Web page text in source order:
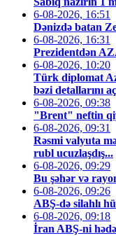
6-08-2026, 16:51
Dənizdə batan
6-08-2026, 16:31
Prezidentdən
6-08-2026, 10:20
Türk diplomat
bəzi detallarını
6-08-2026, 09:38
"Brent" neftin
6-08-2026, 09:31
Rəsmi valyuta
rubl ucuzlaşdış...
6-08-2026, 09:29
Bu şəhər və
6-08-2026, 09:26
ABŞ-də silahlı
6-08-2026, 09:18
İran ABŞ-ni